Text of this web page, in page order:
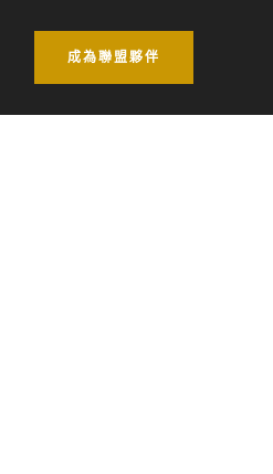
成為聯盟夥伴